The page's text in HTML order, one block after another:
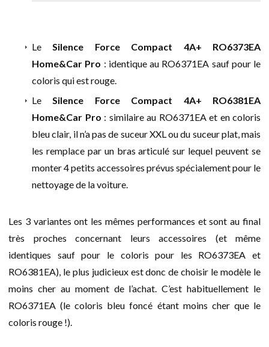
LeSilence Force Compact 4A+ RO6373EA
Home&Car Pro : identique au RO6371EA sauf pour le
coloris qui est rouge.
LeSilence Force Compact 4A+ RO6381EA
Home&Car Pro : similaire au RO6371EA et en coloris
bleu clair, il n’a pas de suceur XXL ou du suceur plat, mais
les remplace par un bras articulé sur lequel peuvent se
monter 4 petits accessoires prévus spécialement pour le
nettoyage de la voiture.
Les 3 variantes ont les mêmes performances et sont au final
très proches concernant leurs accessoires (et même
identiques sauf pour le coloris pour les RO6373EA et
RO6381EA), le plus judicieux est donc de choisir le modèle le
moins cher au moment de l’achat. C’est habituellement le
RO6371EA (le coloris bleu foncé étant moins cher que le
coloris rouge !).